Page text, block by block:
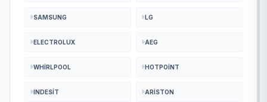
SAMSUNG LG
ELECTROLUX AEG
WHIRLPOOL HOTPOINT
INDESIT ARISTON